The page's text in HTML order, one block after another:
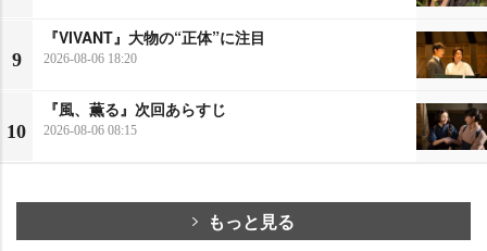
9
『VIVANT』大物の“正体”に注目
2026-08-06 18:20
10
『風、薫る』次回あらすじ
2026-08-06 08:15
もっと見る